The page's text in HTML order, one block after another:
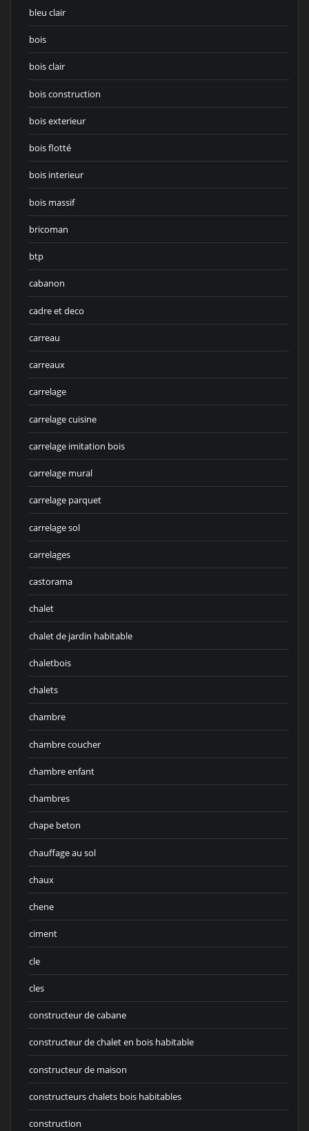
bleu clair
bois
bois clair
bois construction
bois exterieur
bois flotté
bois interieur
bois massif
bricoman
btp
cabanon
cadre et deco
carreau
carreaux
carrelage
carrelage cuisine
carrelage imitation bois
carrelage mural
carrelage parquet
carrelage sol
carrelages
castorama
chalet
chalet de jardin habitable
chaletbois
chalets
chambre
chambre coucher
chambre enfant
chambres
chape beton
chauffage au sol
chaux
chene
ciment
cle
cles
constructeur de cabane
constructeur de chalet en bois habitable
constructeur de maison
constructeurs chalets bois habitables
construction